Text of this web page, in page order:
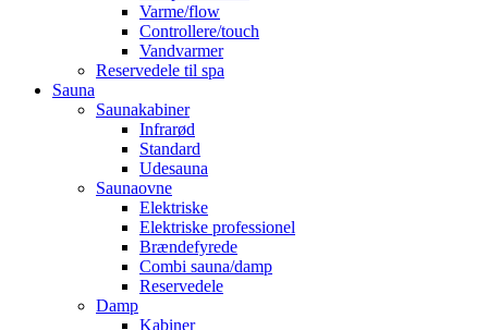
Varme/flow
Controllere/touch
Vandvarmer
Reservedele til spa
Sauna
Saunakabiner
Infrarød
Standard
Udesauna
Saunaovne
Elektriske
Elektriske professionel
Brændefyrede
Combi sauna/damp
Reservedele
Damp
Kabiner